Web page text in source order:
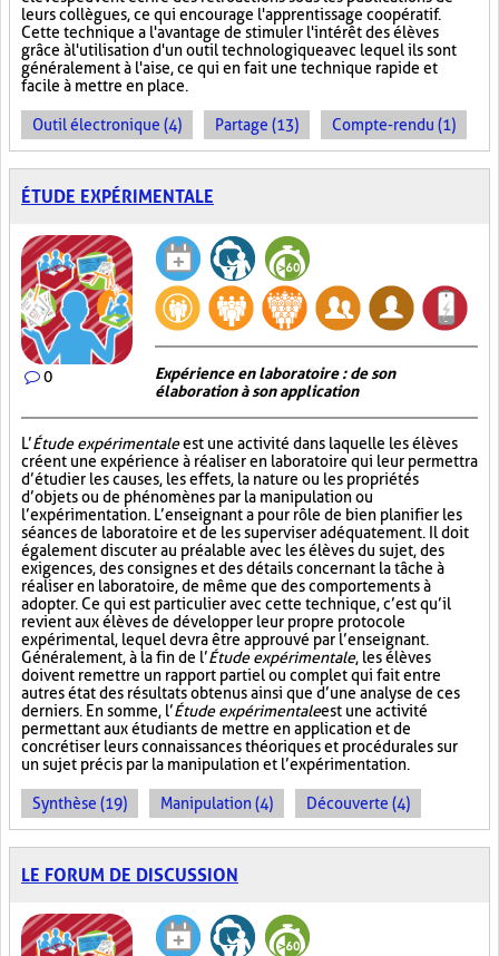
leurs collègues, ce qui encourage l'apprentissage coopératif.
Cette technique a l'avantage de stimuler l'intérêt des élèves
grâce à l'utilisation d'un outil technologique avec lequel ils sont
généralement à l'aise, ce qui en fait une technique rapide et
facile à mettre en place.
Outil électronique (4) Partage (13) Compte-rendu (1)
ÉTUDE EXPÉRIMENTALE
0
Expérience en laboratoire : de son
élaboration à son application
L’Étude expérimentaleest une activité dans laquelle les élèves
créent une expérience à réaliser en laboratoire qui leur permettra
d’étudier les causes, les effets, la nature ou les propriétés
d’objets ou de phénomènes par la manipulation ou
l’expérimentation. L’enseignant a pour rôle de bien planifier les
séances de laboratoire et de les superviser adéquatement. Il doit
également discuter au préalable avec les élèves du sujet, des
exigences, des consignes et des détails concernant la tâche à
réaliser en laboratoire, de même que des comportements à
adopter. Ce qui est particulier avec cette technique, c’est qu’il
revient aux élèves de développer leur propre protocole
expérimental, lequel devra être approuvé par l’enseignant.
Généralement, à la fin de l’Étude expérimentale, les élèves
doivent remettre un rapport partiel ou complet qui fait entre
autres état des résultats obtenus ainsi que d’une analyse de ces
derniers. En somme, l’Étude expérimentaleest une activité
permettant aux étudiants de mettre en application et de
concrétiser leurs connaissances théoriques et procédurales sur
un sujet précis par la manipulation et l’expérimentation.
Synthèse (19) Manipulation (4) Découverte (4)
LE FORUM DE DISCUSSION